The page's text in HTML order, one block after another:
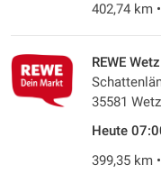
402,74 km
REWE
35581
Heute
399,35 km